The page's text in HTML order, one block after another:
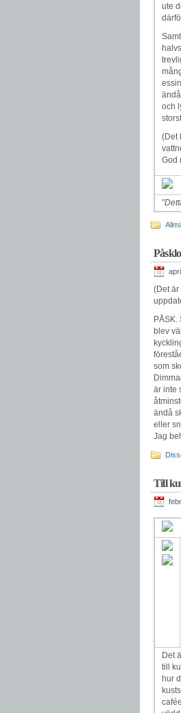
ute
och
(Det
God
(Det
blev
som
är inte
ändå
eller
Jag
Till
Det
till
hur